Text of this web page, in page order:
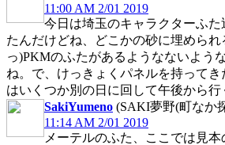
11:00 AM 2/01 2019
今日は埼玉のキャラクターふ
たんだけどね、どこかの砂に埋めら
っ)PKMのふたがあるようなないよう
ね。で、けっきょくパネルを持って
はいくつか別の日に回して午後から行
SakiYumeno (SAKI夢野(町なか
11:14 AM 2/01 2019
メーテルのふた、ここでは見